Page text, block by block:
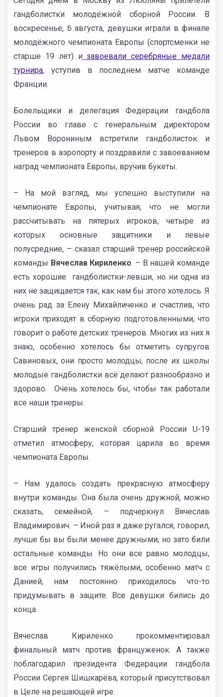
гандболистки молодёжной сборной России. В
воскресенье, 6 августа, девушки играли в финале
молодёжного чемпионата Европы (спортсменки не
старше 19 лет) изавоевали серебряные медали
турнира, уступив в последнем матче команде
Франции.
Болельщики и делегация Федерации гандбола
России во главе с генеральным директором
Львом Ворониным встретили гандболисток и
тренеров в аэропорту и поздравили с завоеванием
наград чемпионата Европы, вручив букеты.
– На мой взгляд, мы успешно выступили на
чемпионате Европы, учитывая, что не могли
рассчитывать на пятерых игроков, четыре из
которых основные защитники и левые
полусредние, – сказал старший тренер российской
команды Вячеслав Кириленко. – В нашей команде
есть хорошие гандболистки-левши, но ни одна из
них не защищается так, как нам бы этого хотелось. Я
очень рад за Елену Михайличенко и счастлив, что
игроки приходят в сборную подготовленными, что
говорит о работе детских тренеров. Многих из них я
знаю, особенно хотелось бы отметить супругов
Савиновых, они просто молодцы, после их школы
молодые гандболистки всё делают разнообразно и
здорово. Очень хотелось бы, чтобы так работали
все наши тренеры.
Старший тренер женской сборной России U-19
отметил атмосферу, которая царила во время
чемпионата Европы.
– Нам удалось создать прекрасную атмосферу
внутри команды. Она была очень дружной, можно
сказать, семейной, – подчеркнул Вячеслав
Владимирович. – Иной раз я даже ругался, говорил,
лучше бы вы были менее дружными, но зато били
остальные команды. Но они все равно молодцы,
все игры получились тяжёлыми, особенно матч с
Данией, нам постоянно приходилось что-то
придумывать в защите. Все девушки бились до
конца.
Вячеслав Кириленко прокомментировал
финальный матч против француженок. А также
поблагодарил президента Федерации гандбола
России Сергея Шишкарёва, который присутствовал
в Целе на решающей игре.